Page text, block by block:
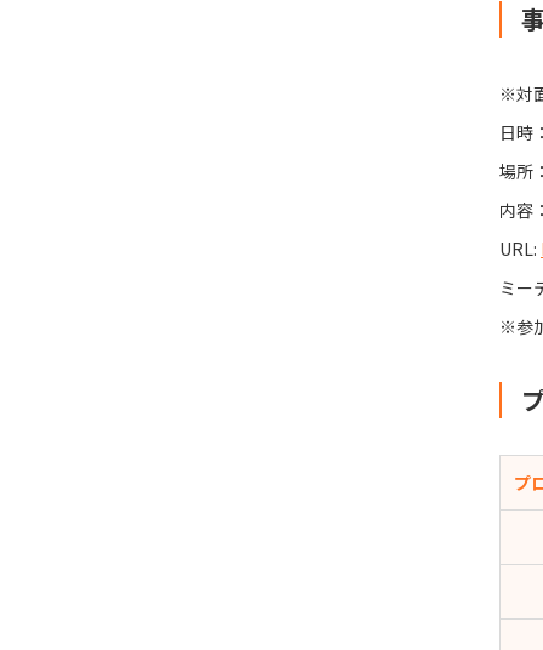
※対
日時
場所
内容
URL:
ミー
※参
プ